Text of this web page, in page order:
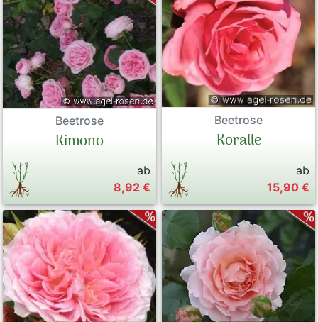
Beetrose
Kimono
ab
8,92 €
Beetrose
Koralle
ab
15,90 €